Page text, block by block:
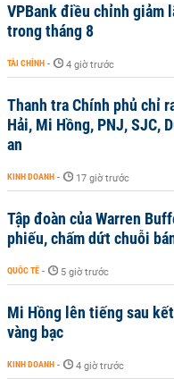
VPBank điều chỉnh giảm
trong tháng 8
TÀI CHÍNH - 4 giờ trước
Thanh tra Chính phủ chỉ
Hải, Mi Hồng, PNJ, SJC,
an
KINH DOANH - 17 giờ trước
Tập đoàn của Warren
phiếu, chấm dứt chuỗi
QUỐC TẾ - 5 giờ trước
Mi Hồng lên tiếng sau
vàng bạc
KINH DOANH - 4 giờ trước